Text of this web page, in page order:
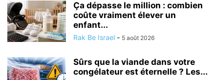
Ça dépasse le million : combien
coûte vraiment élever un
enfant...
Rak Be Israel - 5 août 2026
Sûrs que la viande dans votre
congélateur est éternelle ? Les...